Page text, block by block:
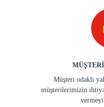
Müşteri odaklı
müşterilerimizin